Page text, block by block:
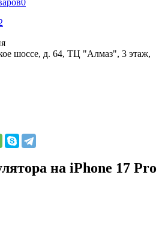
0
шоссе, д. 64, ТЦ "Алмаз", 3 этаж,
на iPhone 17 Pro